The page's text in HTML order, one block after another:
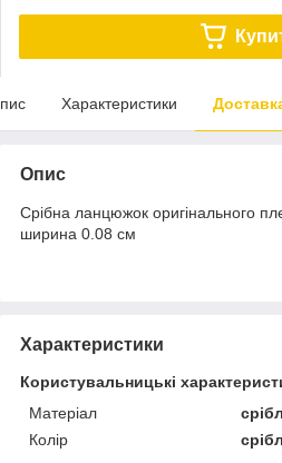
Характеристики
Опис
Срібна ланцюжок оригінального
ширина 0.08 см
Характеристики
Користувальницькі
Матеріал
Колір